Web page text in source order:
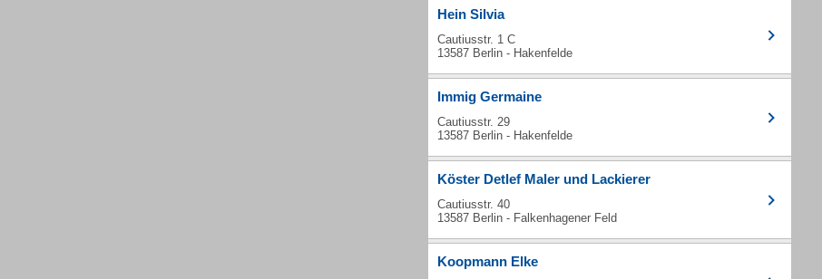
Hein Silvia
Cautiusstr. 1 C
13587 Berlin - Hakenfelde
Immig Germaine
Cautiusstr. 29
13587 Berlin - Hakenfelde
Köster Detlef Maler und Lackierer
Cautiusstr. 40
13587 Berlin - Falkenhagener Feld
Koopmann Elke